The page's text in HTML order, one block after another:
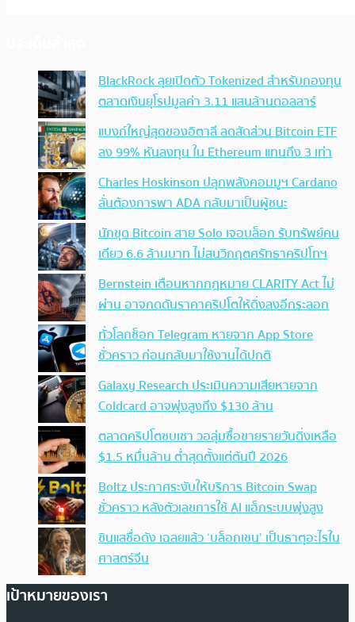
BlackRock ลุยเปิดตัว Tokenized สำหรับกองทุน
ตลาดเงินยุโรปมูลค่า 3.11 แสนล้านดอลลาร์
แบงก์ใหญ่สุดของอิตาลี ลดสัดส่วน Bitcoin ETF
ลง 99% หันลงทุน ใน Ethereum แทนถึง 3 เท่า
Charles Hoskinson ปลุกพลังคอมมูฯ Cardano
ลั่นต้องการพา ADA กลับมาเป็นผู้ชนะ
นักขุด Bitcoin สาย Solo เจอบล็อก รับทรัพย์คน
เดียว 6.6 ล้านบาท ไม่สนวิกฤตศรัทธาคริปโทฯ
Bernstein เตือนหากกฎหมาย CLARITY Act ไม่
ผ่าน อาจกดดันราคาคริปโตให้ดิ่งลงอีกระลอก
ทั่วโลกช็อก Telegram หายจาก App Store
ชั่วคราว ก่อนกลับมาใช้งานได้ปกติ
Galaxy Research ประเมินความเสียหายจาก
Coldcard อาจพุ่งสูงถึง $130 ล้าน
ตลาดคริปโตซบเซา วอลุ่มซื้อขายรายวันดิ่งเหลือ
$1.5 หมื่นล้าน ต่ำสุดตั้งแต่ต้นปี 2026
Boltz ประกาศระงับให้บริการ Bitcoin Swap
ชั่วคราว หลังตัวเลขการใช้ AI แฮ็กระบบพุ่งสูง
ซินแสชื่อดัง เฉลยแล้ว ‘บล็อกเชน’ เป็นธาตุอะไรใน
ศาสตร์จีน
เป้าหมายของเรา